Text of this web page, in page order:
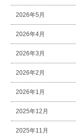
2026年5月
2026年4月
2026年3月
2026年2月
2026年1月
2025年12月
2025年11月